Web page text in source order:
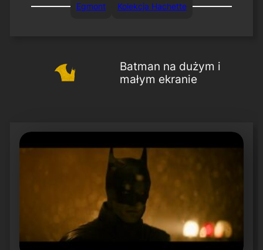
Egmont Kolekcja Hachette
Batman na dużym i
małym ekranie